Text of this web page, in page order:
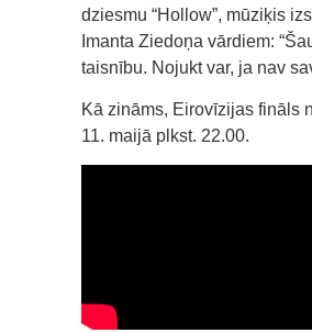
dziesmu “Hollow”, mūziķis
Imanta Ziedoņa vārdiem:
taisnību. Nojukt var, ja nav
Kā zināms, Eirovīzijas fināls
11. maijā plkst. 22.00.